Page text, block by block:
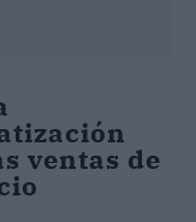
ventas de